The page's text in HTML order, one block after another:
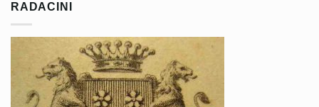
RADACINI